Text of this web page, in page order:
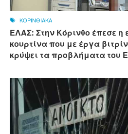
ΚΟΡΙΝΘΙΑΚΑ
ΕΛΑΣ: Στην Κόρινθο έπεσε η
κουρτίνα που με έργα
κρύψει τα προβλήματα του